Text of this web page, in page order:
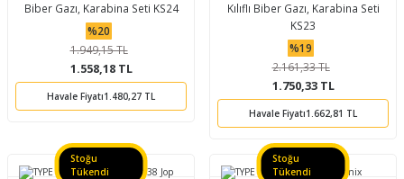
Biber Gazı, Karabina Seti KS24
%20
1.949,15 TL
1.558,18 TL
Havale Fiyatı1.480,27 TL
Kılıflı Biber Gazı, Karabina Seti
KS23
%19
2.161,33 TL
1.750,33 TL
Havale Fiyatı1.662,81 TL
Stoğu
Tükendi
Stoğu
Tükendi